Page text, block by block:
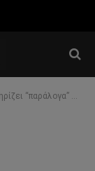
περί παράδοσης αεροσκαφών στο Κίεβο